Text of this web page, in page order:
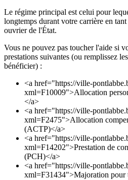
Le régime principal est celui pour
longtemps durant votre carrière en
ouvrier de l'État.
Vous ne pouvez pas toucher l'aide si
prestations suivantes (ou remplissez
bénéficier) :
<a href="https://ville-
xml=F10009">Allocation
</a>
<a href="https://ville-
xml=F2475">Allocation
(ACTP)</a>
<a href="https://ville-
xml=F14202">Prestation de
(PCH)</a>
<a href="https://ville-
xml=F31434">Majoration pour